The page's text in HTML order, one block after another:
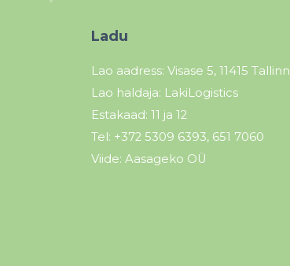
Ladu
Lao aadress: Visase 5, 11415 Tallinn
Lao haldaja: LakiLogistics
Estakaad: 11 ja 12
Tel: +372 5309 6393, 651 7060
Viide: Aasageko OÜ